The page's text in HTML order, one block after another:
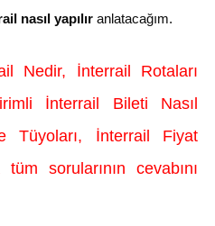
nasıl yapılıranlatacağım.
Nedir, İnterrail Rotaları
İnterrail Bileti Nasıl
Tüyoları, İnterrail Fiyat
sorularının cevabını